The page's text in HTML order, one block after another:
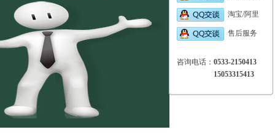
淘宝/阿里
售后服务
咨询电话： 0533-2150413
15053315413